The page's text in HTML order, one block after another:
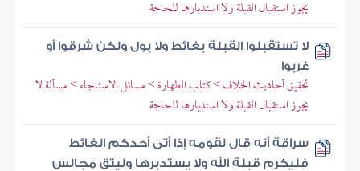
يجوز استقبال القبلة ولا استدبارها للحاجة
لا تستقبلوا القبلة بغائط ولا بول ولكن شرقوا أو
غربوا
تحقيق أحاديث الخلاف > كتاب الطهارة > مسائل الاستنجاء > مسألة لا
يجوز استقبال القبلة ولا استدبارها للحاجة
سراقة أنه قال لقومه إذا أتى أحدكم الغائط
فليكرم قبلة الله ولا يستدبرها وليتق مجالس